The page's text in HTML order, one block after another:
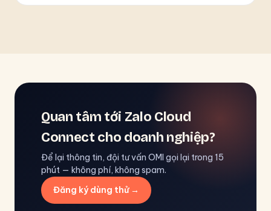
Quan tâm tới Zalo Cloud
Connect cho doanh nghiệp?
Để lại thông tin, đội tư vấn OMI gọi lại trong 15
phút — không phí, không spam.
Đăng ký dùng thử →